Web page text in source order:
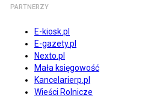
PARTNERZY
E-kiosk.pl
E-gazety.pl
Nexto.pl
Mała księgowość
Kancelarierp.pl
Wieści Rolnicze